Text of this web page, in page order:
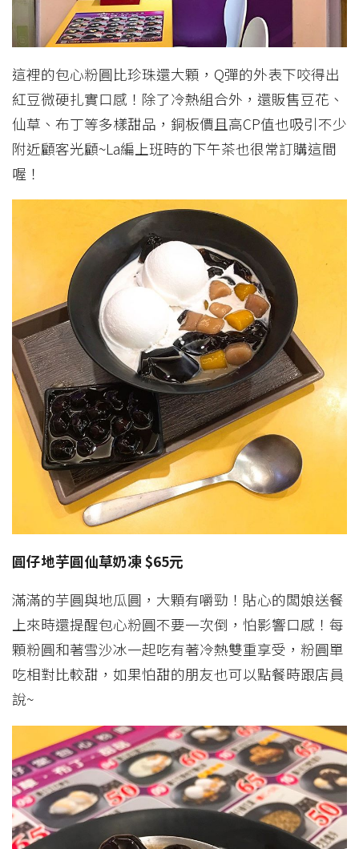
這裡的包心粉圓比珍珠還大顆，Q彈的外表下咬得出
紅豆微硬扎實口感！除了冷熱組合外，還販售豆花、
仙草、布丁等多樣甜品，銅板價且高CP值也吸引不少
附近顧客光顧~La編上班時的下午茶也很常訂購這間
喔！
圓仔地芋圓仙草奶凍 $65元
滿滿的芋圓與地瓜圓，大顆有嚼勁！貼心的闆娘送餐
上來時還提醒包心粉圓不要一次倒，怕影響口感！每
顆粉圓和著雪沙冰一起吃有著冷熱雙重享受，粉圓單
吃相對比較甜，如果怕甜的朋友也可以點餐時跟店員
說~